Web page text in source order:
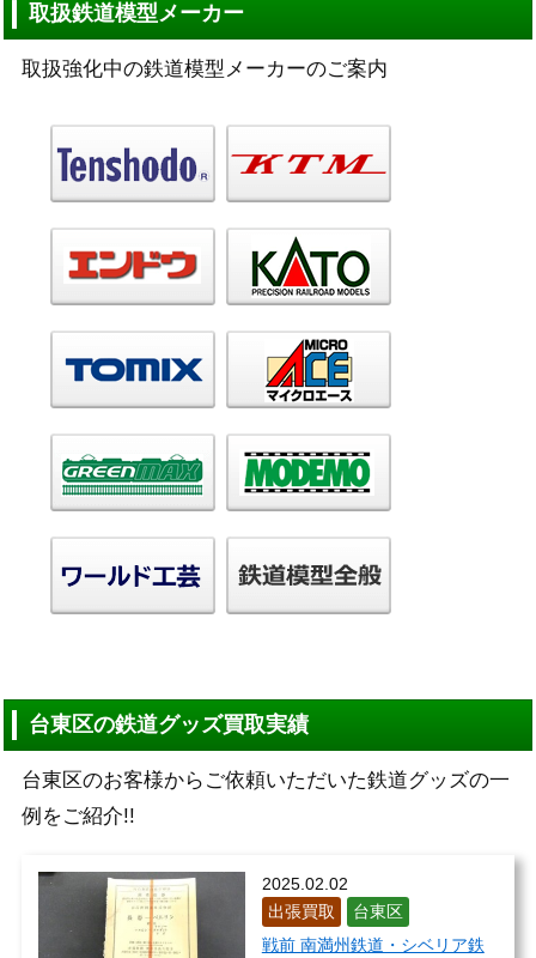
取扱鉄道模型メーカー
取扱強化中の鉄道模型メーカーのご案内
台東区の鉄道グッズ買取実績
台東区のお客様からご依頼いただいた鉄道グッズの一
例をご紹介!!
2025.02.02
出張買取
台東区
戦前 南満州鉄道・シベリア鉄